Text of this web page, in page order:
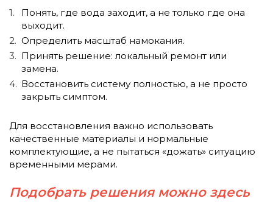
Понять, где вода заходит, а не только где она
выходит.
Определить масштаб намокания.
Принять решение: локальный ремонт или
замена.
Восстановить систему полностью, а не просто
закрыть симптом.
Для восстановления важно использовать
качественные материалы и нормальные
комплектующие, а не пытаться «дожать» ситуацию
временными мерами.
Подобрать решения можно здесь